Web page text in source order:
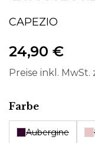
CAPEZIO
24,90 €
Preise inkl.
Farbeauswählen
Aubergine